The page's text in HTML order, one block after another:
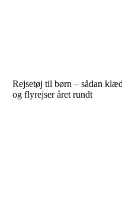
Rejsetøj til børn – sådan
og flyrejser året rundt